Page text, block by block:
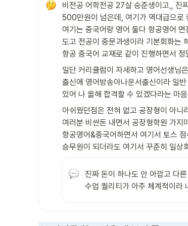
비전공 어학전공 27살 승준생이고,, 진
500만원이 넘은데, 여기가 역대급으로
여기는 중국어랑 영어 둘다 항공영어
도고 전공이 중문과생이라 기본회화는
항공 중국어 교재로 같이 진행하면서
일단 커리큘럼이 자세하고 영어선생님
출신에 영어방송아나운서출신이라 일
있어 나 올해 합격할 수 있겠다라는 마
아쉬웠던점은 전혀 없고 공장형이 아니
여러분 비싼돈 내면서 공장형학원 가지
항공영어&중국어하면서 여기서 토스
승무원이 되더라도 여기서 꾸준히 일상
진짜 돈이 하나도 안 아깝고 다
수업 퀄리티가 아주 체계적이라